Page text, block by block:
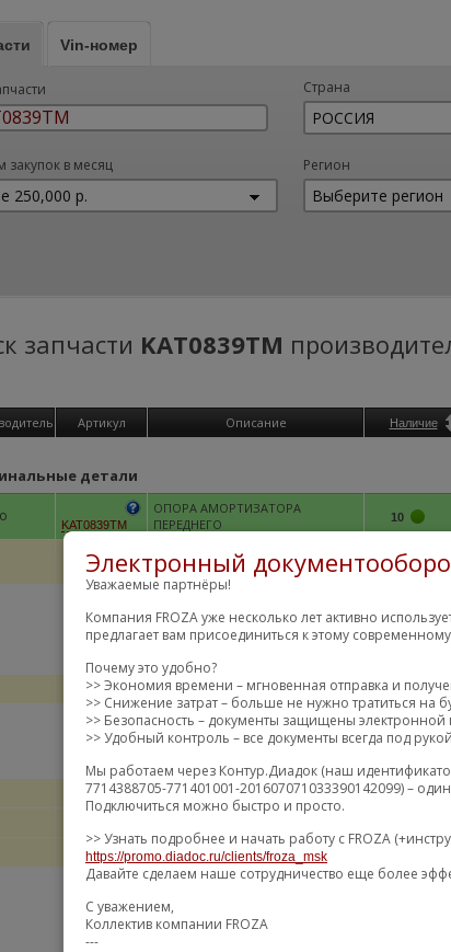
Vin-номер
Страна
закупок в месяц Регион
запчасти KAT0839TM
Артикул Описание Наличие
детали
KAT0839TM
ОПОРА АМОРТИЗАТОРА
ПЕРЕДНЕГО
10
10
10
10
10
44
Электронный
Уважаемые партнёры!
Компания FROZA уже несколько лет активно
предлагает вам присоединиться к этому
Почему это удобно?
>> Экономия времени – мгновенная отправка и
>> Снижение затрат – больше не нужно тратиться на
>> Безопасность – документы защищены
>> Удобный контроль – все документы всегда под
Мы работаем через Контур.Диадок (наш
7714388705-771401001-201607071033390142099) –
Подключиться можно быстро и просто.
>> Узнать подробнее и начать работу с FROZA
https://promo.diadoc.ru/clients/froza_msk
Давайте сделаем наше сотрудничество еще более
С уважением,
Коллектив компании FROZA
---